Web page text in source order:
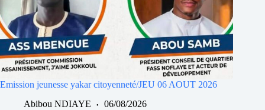
Emission jeunesse yakar citoyenneté/JEU 06 AOUT 2026
Abibou NDIAYE
06/08/2026